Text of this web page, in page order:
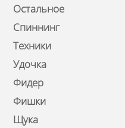
Остальное
Спиннинг
Техники
Удочка
Фидер
Фишки
Щука